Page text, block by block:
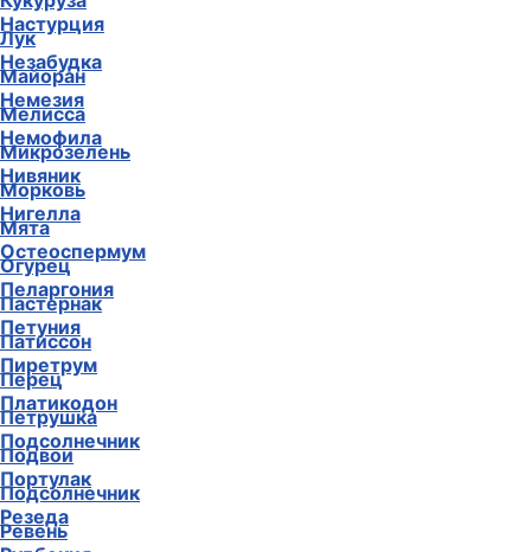
Настурция
Незабудка
Немезия
Немофила
Нивяник
Нигелла
Остеоспермум
Пеларгония
Петуния
Пиретрум
Платикодон
Подсолнечник
Портулак
Резеда
Лук
Майоран
Мелисса
Микрозелень
Морковь
Мята
Огурец
Пастернак
Патиссон
Перец
Петрушка
Подвои
Подсолнечник
Ревень